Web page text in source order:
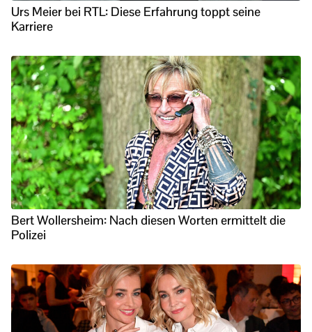
Urs Meier bei RTL: Diese Erfahrung toppt seine
Karriere
Bert Wollersheim: Nach diesen Worten ermittelt die
Polizei